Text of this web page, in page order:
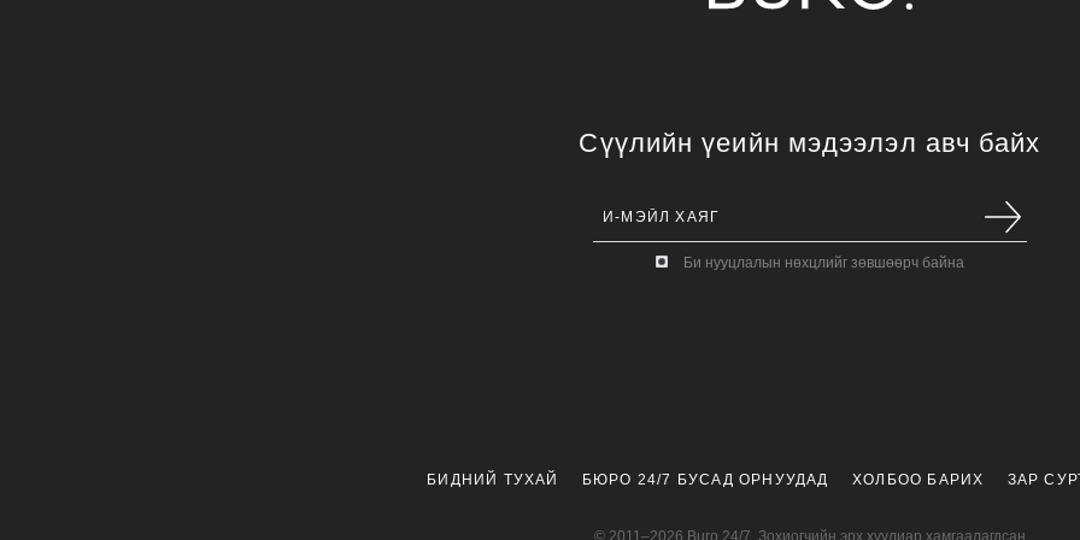
Сүүлийн үеийн мэдээлэл авч байх
Би нууцлалын нөхцлийг зөвшөөрч байна
БИДНИЙ ТУХАЙ БЮРО 24/7 БУСАД ОРНУУДАД ХОЛБОО БАРИХ ЗАР
© 2011–2026 Buro 24/7. Зохиогчийн эрх хуулиар хамгаалагдсан